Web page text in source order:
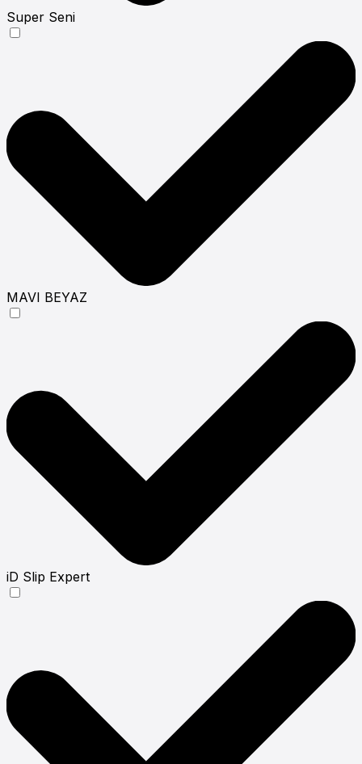
Super Seni
MAVI BEYAZ
iD Slip Expert